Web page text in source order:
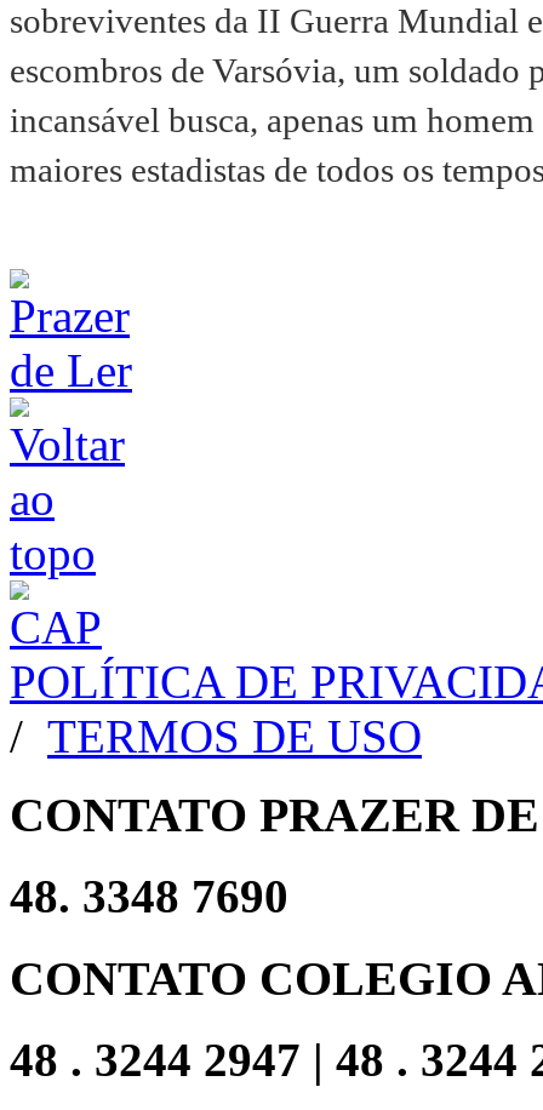
sobreviventes da II Guerra Mundial
escombros de Varsóvia, um soldado
incansável busca, apenas um
maiores estadistas de todos os
POLÍTICA DE
/ TERMOS DE USO
CONTATO PRAZER
48. 3348 7690
CONTATO COLEGIO
48 . 3244 2947 | 48 . 3244